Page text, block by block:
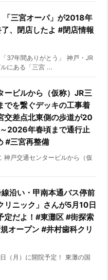
「三宮オーパ」が2018年
、閉店したよ #閉店情報
37年間ありがとう」 神戸・JR
にある「三宮 ...
ービルから（仮称）JR三
でを繋ぐデッキの工事着
交差点北東側の歩道が20
2026年春頃まで通行止
#三宮再整備
神戸交通センタービルから（仮
沿い・甲南本通バス停前
リニック」さんが5月10日
定だよ！#東灘区 #街探索
オープン #井村歯科クリ
（月）に開院予定！ 東灘の国